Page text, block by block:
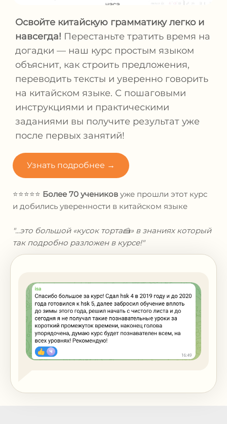
Освойте китайскую грамматику легко и
навсегда! Перестаньте тратить время на
догадки — наш курс простым языком
объяснит, как строить предложения,
переводить тексты и уверенно говорить
на китайском языке. С пошаговыми
инструкциями и практическими
заданиями вы получите результат уже
после первых занятий!
Узнать подробнее →
⭐⭐⭐⭐⭐ Более 70 учеников уже прошли этот курс
и добились уверенности в китайском языке
"...это большой «кусок торта🍰» в знаниях который
так подробно разложен в курсе!"